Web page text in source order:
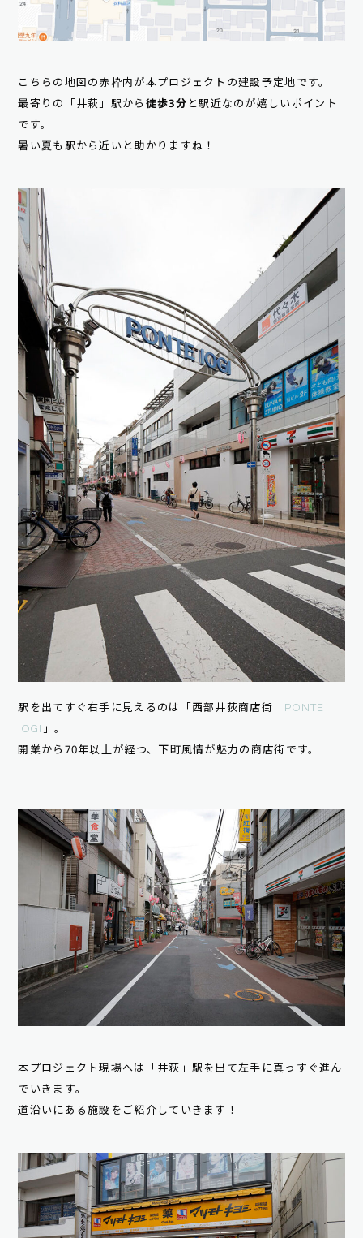
こちらの地図の赤枠内が本プロジェクトの建設予定地です。
最寄りの「井萩」駅から 徒歩3分 と駅近なのが嬉しいポイント
です。
暑い夏も駅から近いと助かりますね！
駅を出てすぐ右手に見えるのは「西部井荻商店街 PONTE
IOGI 」。
開業から70年以上が経つ、下町風情が魅力の商店街です。
本プロジェクト現場へは「井荻」駅を出て左手に真っすぐ進ん
でいきます。
道沿いにある施設をご紹介していきます！